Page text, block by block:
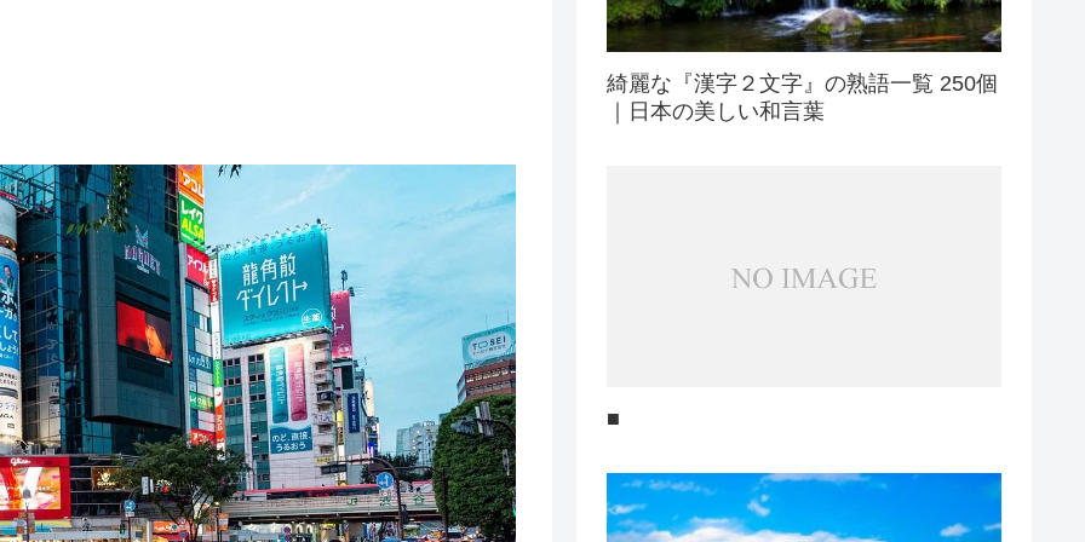
綺麗な『漢字２文字』の熟語一覧 250個
｜日本の美しい和言葉
■